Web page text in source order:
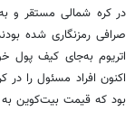
در کره شمالی مستقر و
صرافی رمزنگاری شده
اتریوم به‌جای کیف پول
اکنون افراد مسئول را
بود که قیمت بیت‌کوین به